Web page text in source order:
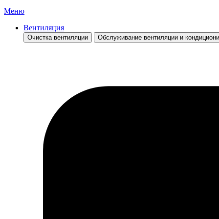
Меню
Вентиляция
Очистка вентиляции Обслуживание вентиляции и